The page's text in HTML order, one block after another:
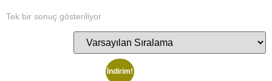
Tek bir sonuç gösteriliyor
İndirim!